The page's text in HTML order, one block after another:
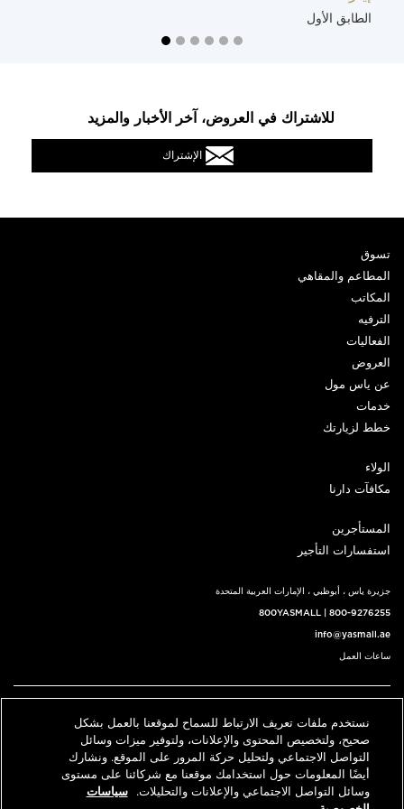
الطابق الأول
للاشتراك في العروض، آخر الأخبار والمزيد
الإشتراك
تسوق
المطاعم والمقاهي
المكاتب
الترفيه
الفعاليات
العروض
عن ياس مول
خدمات
خطط لزيارتك
الولاء
مكافآت دارنا
المستأجرين
استفسارات التأجير
جزيرة ياس ، أبوظبي ، الإمارات العربية المتحدة
800YASMALL 800-9276255
info@yasmall.ae
ساعات العمل
English حدد موقعنا اتصل بنا
© 2026 كل الحقوق محفوظة، ياس مول v3.1
نستخدم ملفات تعريف الارتباط للسماح لموقعنا بالعمل بشكل
صحيح، ولتخصيص المحتوى والإعلانات، ولتوفير ميزات وسائل
التواصل الاجتماعي ولتحليل حركة المرور على الموقع. ونشارك
أيضًا المعلومات حول استخدامك موقعنا مع شركائنا على مستوى
وسائل التواصل الاجتماعي والإعلانات والتحليلات.
سياسات